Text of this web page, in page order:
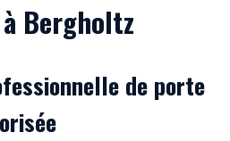
Bergholtz
de porte